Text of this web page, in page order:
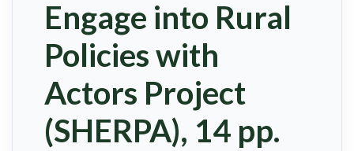
Engage into Rural
Policies with
Actors Project
(SHERPA), 14 pp.